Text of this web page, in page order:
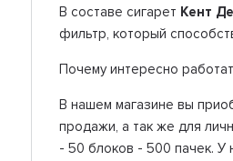
В составе сигарет Кент
фильтр, который
Почему интересно
В нашем магазине вы
продажи, а так же для
- 50 блоков - 500 пачек. У